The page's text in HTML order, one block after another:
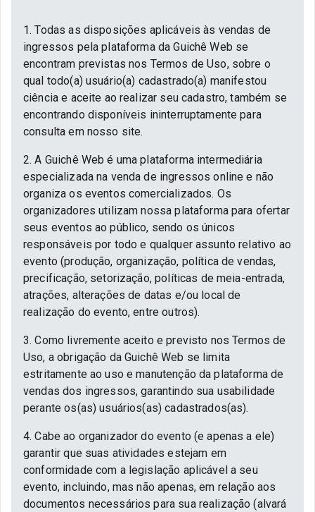
1. Todas as disposições aplicáveis às vendas de
ingressos pela plataforma da Guichê Web se
encontram previstas nos Termos de Uso, sobre o
qual todo(a) usuário(a) cadastrado(a) manifestou
ciência e aceite ao realizar seu cadastro, também se
encontrando disponíveis ininterruptamente para
consulta em nosso site.
2. A Guichê Web é uma plataforma intermediária
especializada na venda de ingressos online e não
organiza os eventos comercializados. Os
organizadores utilizam nossa plataforma para ofertar
seus eventos ao público, sendo os únicos
responsáveis por todo e qualquer assunto relativo ao
evento (produção, organização, política de vendas,
precificação, setorização, políticas de meia-entrada,
atrações, alterações de datas e/ou local de
realização do evento, entre outros).
3. Como livremente aceito e previsto nos Termos de
Uso, a obrigação da Guichê Web se limita
estritamente ao uso e manutenção da plataforma de
vendas dos ingressos, garantindo sua usabilidade
perante os(as) usuários(as) cadastrados(as).
4. Cabe ao organizador do evento (e apenas a ele)
garantir que suas atividades estejam em
conformidade com a legislação aplicável a seu
evento, incluindo, mas não apenas, em relação aos
documentos necessários para sua realização (alvará